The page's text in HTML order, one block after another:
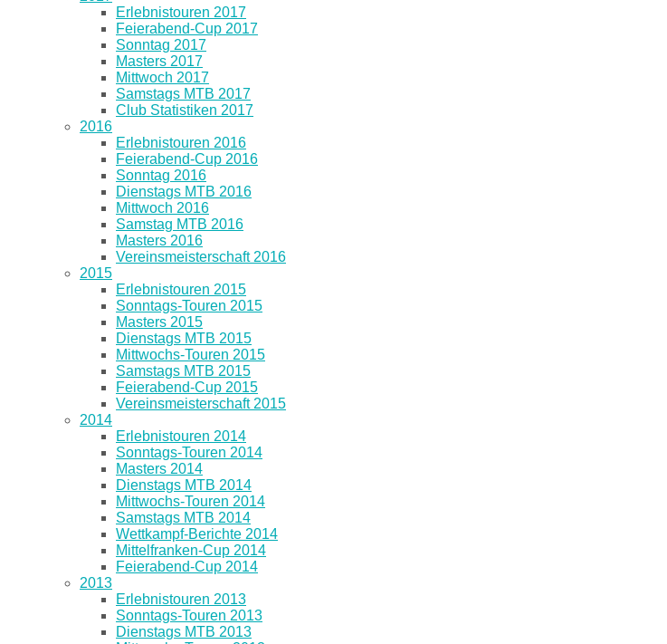
Erlebnistouren 2017
Feierabend-Cup 2017
Sonntag 2017
Masters 2017
Mittwoch 2017
Samstags MTB 2017
Club Statistiken 2017
2016
Erlebnistouren 2016
Feierabend-Cup 2016
Sonntag 2016
Dienstags MTB 2016
Mittwoch 2016
Samstag MTB 2016
Masters 2016
Vereinsmeisterschaft 2016
2015
Erlebnistouren 2015
Sonntags-Touren 2015
Masters 2015
Dienstags MTB 2015
Mittwochs-Touren 2015
Samstags MTB 2015
Feierabend-Cup 2015
Vereinsmeisterschaft 2015
2014
Erlebnistouren 2014
Sonntags-Touren 2014
Masters 2014
Dienstags MTB 2014
Mittwochs-Touren 2014
Samstags MTB 2014
Wettkampf-Berichte 2014
Mittelfranken-Cup 2014
Feierabend-Cup 2014
2013
Erlebnistouren 2013
Sonntags-Touren 2013
Dienstags MTB 2013